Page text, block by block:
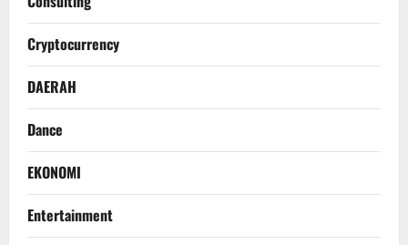
Cryptocurrency
DAERAH
Dance
EKONOMI
Entertainment